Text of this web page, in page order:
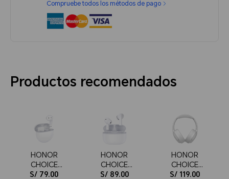
Compruebe todos los métodos de pago
Productos recomendados
HONOR
CHOICE
Earbuds
S/ 79.00
HONOR
CHOICE
Earbuds X7
S/ 89.00
HONOR
CHOICE
Headphone
S/ 119.00